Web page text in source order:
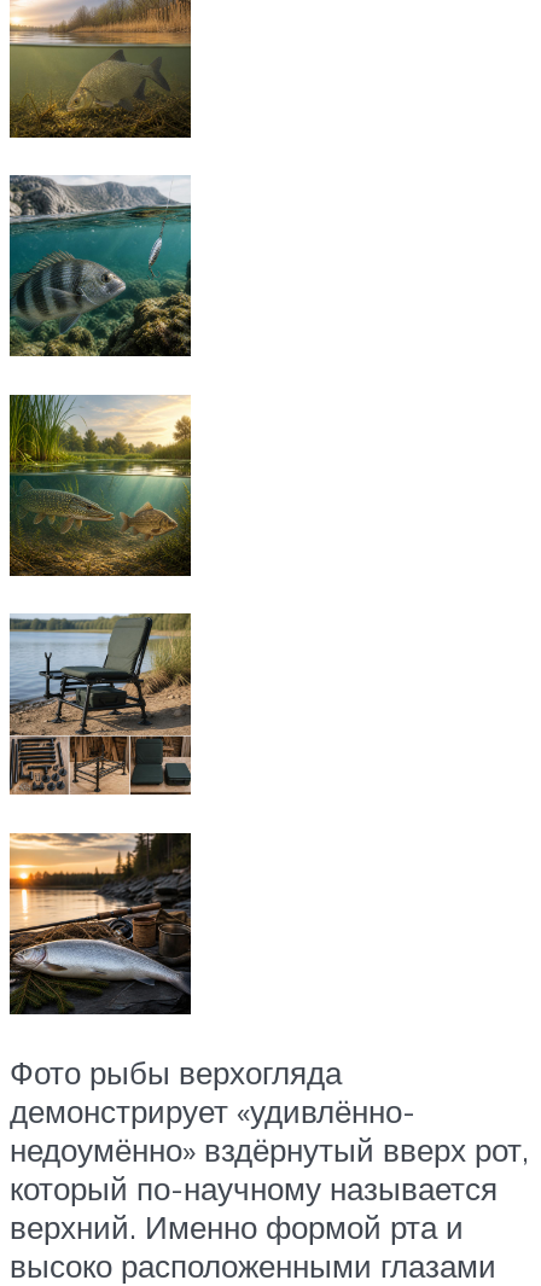
Фото рыбы верхогляда
демонстрирует «удивлённо-
недоумённо» вздёрнутый вверх рот,
который по-научному называется
верхний. Именно формой рта и
высоко расположенными глазами